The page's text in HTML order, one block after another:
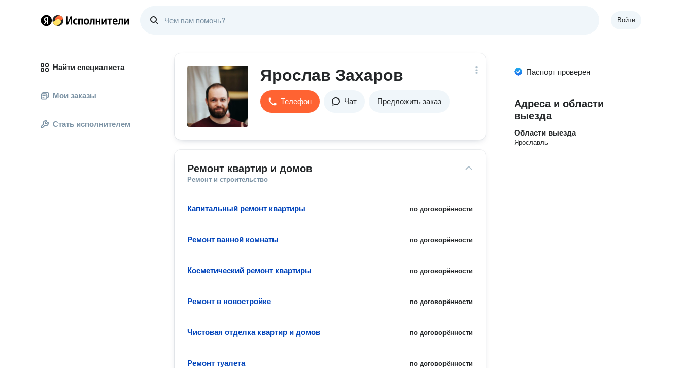
Войти
Найти специалиста
Мои заказы
Стать исполнителем
Ярослав Захаров
Телефон Чат Предложить заказ
Ремонт квартир и домов
Ремонт и строительство
по договорённости
Капитальный ремонт квартиры
по договорённости
Ремонт ванной комнаты
по договорённости
Косметический ремонт квартиры
по договорённости
Ремонт в новостройке
по договорённости
Чистовая отделка квартир и домов
по договорённости
Ремонт туалета
Паспорт проверен
Адреса и области
выезда
Области выезда
Ярославль